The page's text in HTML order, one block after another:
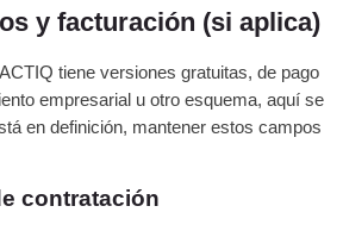
y facturación (si aplica)
tiene versiones gratuitas, de pago
empresarial u otro esquema, aquí se
en definición, mantener estos campos
contratación